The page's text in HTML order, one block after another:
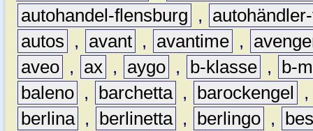
autohandel-flensburg
,
autos
, avant , avantime ,
aveo , ax , aygo , b-klasse ,
b-
baleno , barchetta , barockengel
berlina , berlinetta , berlingo ,